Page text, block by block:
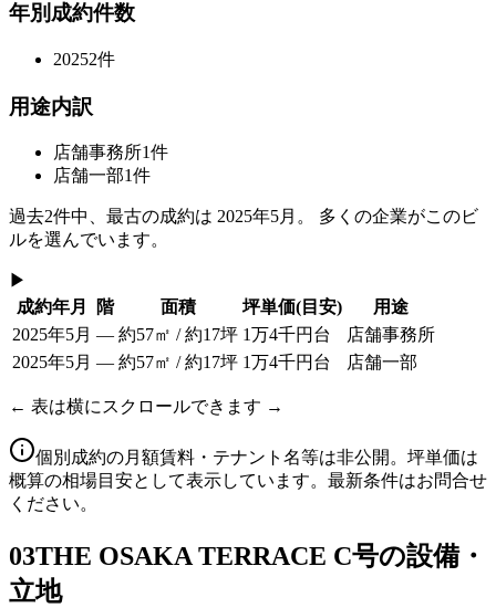
年別成約件数
20252件
用途内訳
店舗事務所1件
店舗一部1件
過去2件中、最古の成約は 2025年5月 。 多くの企業がこのビ
ルを選んでいます。
▶
成約年月
階 面積 坪単価(目安)
用途
2025年5月 — 約57㎡ / 約17坪 1万4千円台
店舗事務所
2025年5月 — 約57㎡ / 約17坪 1万4千円台 店舗一部
← 表は横にスクロールできます →
個別成約の月額賃料・テナント名等は非公開。坪単価は
概算の相場目安として表示しています。最新条件はお問合せ
ください。
03THE OSAKA TERRACE C号の設備・
立地